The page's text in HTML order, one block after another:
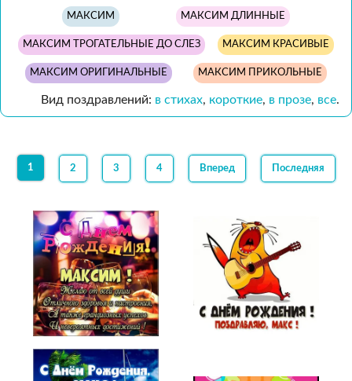
МАКСИМ МАКСИМ ДЛИННЫЕ
МАКСИМ ТРОГАТЕЛЬНЫЕ ДО СЛЕЗ МАКСИМ КРАСИВЫЕ
МАКСИМ ОРИГИНАЛЬНЫЕ МАКСИМ ПРИКОЛЬНЫЕ
Вид поздравлений: в стихах, короткие, в прозе, все.
1 2 3 4 Вперед Последняя